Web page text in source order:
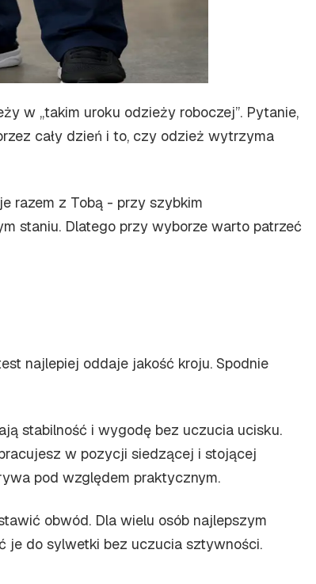
w „takim uroku odzieży roboczej”. Pytanie,
cały dzień i to, czy odzież wytrzyma
razem z Tobą - przy szybkim
staniu. Dlatego przy wyborze warto patrzeć
najlepiej oddaje jakość kroju. Spodnie
stabilność i wygodę bez uczucia ucisku.
w pozycji siedzącej i stojącej
pod względem praktycznym.
obwód. Dla wielu osób najlepszym
je do sylwetki bez uczucia sztywności.